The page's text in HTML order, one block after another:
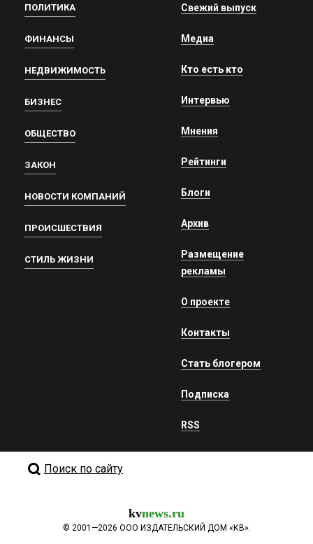
ПОЛИТИКА
ФИНАНСЫ
НЕДВИЖИМОСТЬ
БИЗНЕС
ОБЩЕСТВО
ЗАКОН
НОВОСТИ КОМПАНИЙ
ПРОИСШЕСТВИЯ
СТИЛЬ ЖИЗНИ
Свежий выпуск
Медиа
Кто есть кто
Интервью
Мнения
Рейтинги
Блоги
Архив
Размещение
рекламы
О проекте
Контакты
Стать блогером
Подписка
RSS
Поиск по сайту
kvnews.ru
© 2001—2026 ООО ИЗДАТЕЛЬСКИЙ ДОМ «КВ».